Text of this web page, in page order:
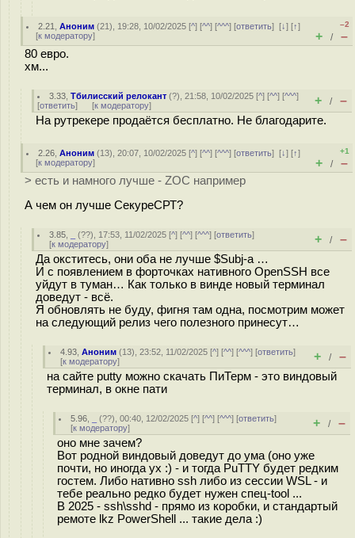
2.21 ,Аноним (21), 19:28, 10/02/2025 [^] [^^] [^^^] [ответить][↓] [↑]
[к модератору]
–2
+ / –
80 евро.
хм...
3.33 ,Тбилисский релокант (?), 21:58, 10/02/2025 [^] [^^] [^^^]
[ответить] [к модератору] + / –
На рутрекере продаётся бесплатно. Не благодарите.
2.26 ,Аноним (13), 20:07, 10/02/2025 [^] [^^] [^^^] [ответить][↓] [↑]
[к модератору]
+1
+ / –
> есть и намного лучше - ZOC например
А чем он лучше СекуреСРТ?
3.85 (??), 17:53, 11/02/2025 [^] [^^] [^^^] [ответить]
[к модератору] + / –
Да окститесь, они оба не лучше $Subj-a …
И с появлением в форточках нативного OpenSSH все
уйдут в туман… Как только в винде новый терминал
доведут - всё.
Я обновлять не буду, фигня там одна, посмотрим может
на следующий релиз чего полезного принесут…
4.93 ,Аноним (13), 23:52, 11/02/2025 [^] [^^] [^^^] [ответить]
[к модератору] + / –
на сайте putty можно скачать ПиТерм - это виндовый
терминал, в окне пати
5.96 (??), 00:40, 12/02/2025 [^] [^^] [^^^] [ответить]
[к модератору] + / –
оно мне зачем?
Вот родной виндовый доведут до ума (оно уже
почти, но иногда ух :) - и тогда PuTTY будет редким
гостем. Либо нативно ssh либо из сессии WSL - и
тебе реально редко будет нужен спец-tool ...
В 2025 - ssh\sshd - прямо из коробки, и стандартый
ремоте lkz PowerShell ... такие дела :)